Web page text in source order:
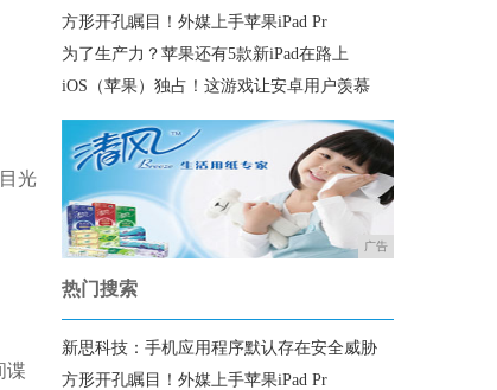
光
谍
方形开孔瞩目！外媒上手苹果iPad Pr
为了生产力？苹果还有5款新iPad在路上
iOS（苹果）独占！这游戏让安卓用户羡慕
广告
热门搜索
新思科技：手机应用程序默认存在安全威胁
方形开孔瞩目！外媒上手苹果iPad Pr